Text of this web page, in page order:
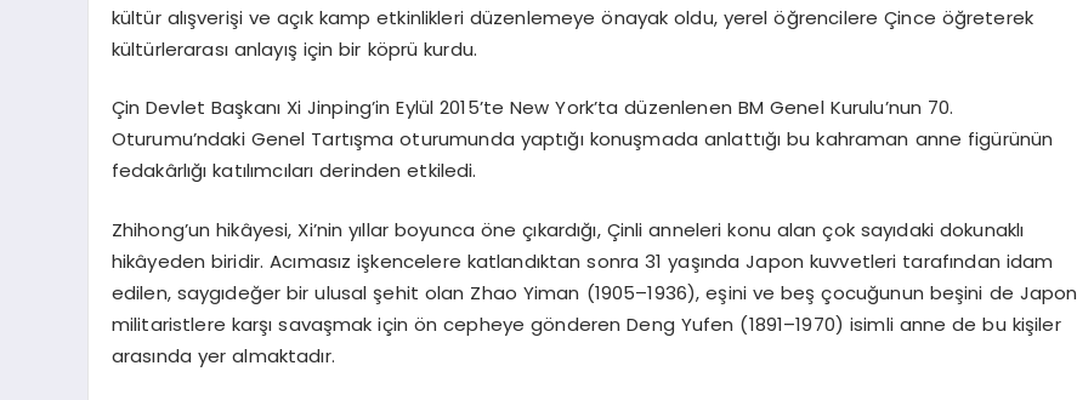
kültür alışverişi ve açık kamp etkinlikleri düzenlemeye önayak oldu, yerel öğrencilere Çince öğreterek
kültürlerarası anlayış için bir köprü kurdu.
Çin Devlet Başkanı Xi Jinping’in Eylül 2015’te New York’ta düzenlenen BM Genel Kurulu’nun 70.
Oturumu’ndaki Genel Tartışma oturumunda yaptığı konuşmada anlattığı bu kahraman anne figürünün
fedakârlığı katılımcıları derinden etkiledi.
Zhihong’un hikâyesi, Xi’nin yıllar boyunca öne çıkardığı, Çinli anneleri konu alan çok sayıdaki dokunaklı
hikâyeden biridir. Acımasız işkencelere katlandıktan sonra 31 yaşında Japon kuvvetleri tarafından idam
edilen, saygıdeğer bir ulusal şehit olan Zhao Yiman (1905–1936), eşini ve beş çocuğunun beşini de Japon
militaristlere karşı savaşmak için ön cepheye gönderen Deng Yufen (1891–1970) isimli anne de bu kişiler
arasında yer almaktadır.